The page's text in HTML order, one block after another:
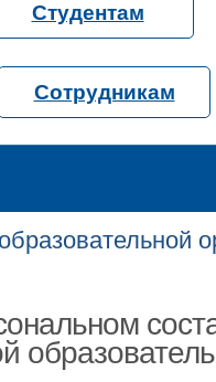
Студентам
Сотрудникам